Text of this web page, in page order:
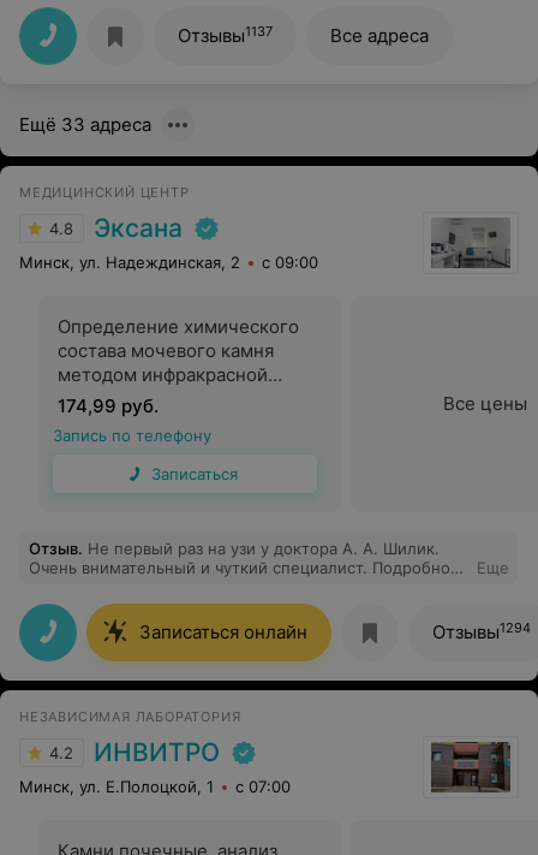
Отзывы1137 Все адреса
Ещё 33 адреса
МЕДИЦИНСКИЙ ЦЕНТР
4.8 Эксана
Минск, ул. Надеждинская, 2 с 09:00
Определение химического
состава мочевого камня
методом инфракрасной
спектроскопии
174,99 руб.
Запись по телефону
Записаться
Все цены
Отзыв. Не первый раз на узи у доктора А. А. Шилик.
Очень внимательный и чуткий специалист. Подробно
Рекомендую, грамотный врач УЗИ и отличный
гинеколог
Еще
Записаться онлайн Отзывы1294
НЕЗАВИСИМАЯ ЛАБОРАТОРИЯ
4.2 ИНВИТРО
Минск, ул. Е.Полоцкой, 1 с 07:00